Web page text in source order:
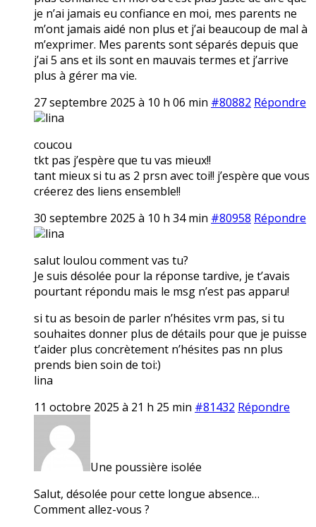
je n’ai jamais eu confiance en moi, mes parents ne
m’ont jamais aidé non plus et j’ai beaucoup de mal à
m’exprimer. Mes parents sont séparés depuis que
j’ai 5 ans et ils sont en mauvais termes et j’arrive
plus à gérer ma vie.
27 septembre 2025 à 10 h 06 min #80882 Répondre
lina
coucou
tkt pas j’espère que tu vas mieux!!
tant mieux si tu as 2 prsn avec toi!! j’espère que vous
créerez des liens ensemble!!
30 septembre 2025 à 10 h 34 min #80958 Répondre
lina
salut loulou comment vas tu?
Je suis désolée pour la réponse tardive, je t’avais
pourtant répondu mais le msg n’est pas apparu!
si tu as besoin de parler n’hésites vrm pas, si tu
souhaites donner plus de détails pour que je puisse
t’aider plus concrètement n’hésites pas nn plus
prends bien soin de toi:)
lina
11 octobre 2025 à 21 h 25 min #81432 Répondre
Une poussière isolée
Salut, désolée pour cette longue absence…
Comment allez-vous ?